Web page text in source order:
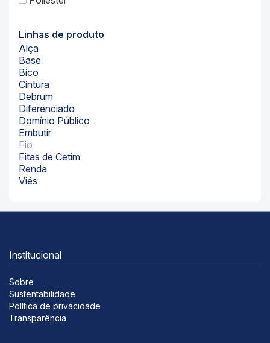
Linhas de produto
Alça
Base
Bico
Cintura
Debrum
Diferenciado
Domínio Público
Embutir
Fio
Fitas de Cetim
Renda
Viés
Institucional
Sobre
Sustentabilidade
Política de privacidade
Transparência